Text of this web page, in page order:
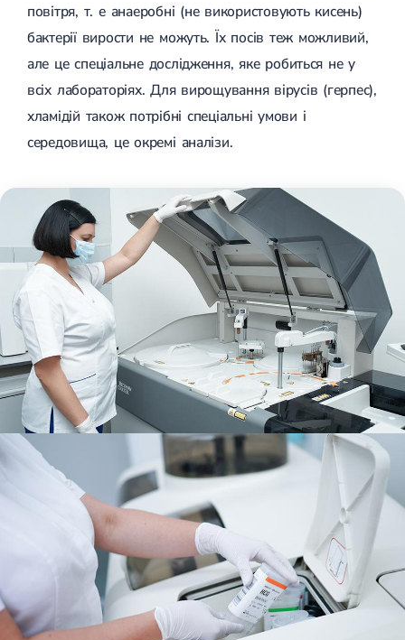
повітря, т. е анаеробні (не використовують кисень)
бактерії вирости не можуть. Їх посів теж можливий,
але це спеціальне дослідження, яке робиться не у
всіх лабораторіях. Для вирощування вірусів (герпес),
хламідій також потрібні спеціальні умови і
середовища, це окремі аналізи.